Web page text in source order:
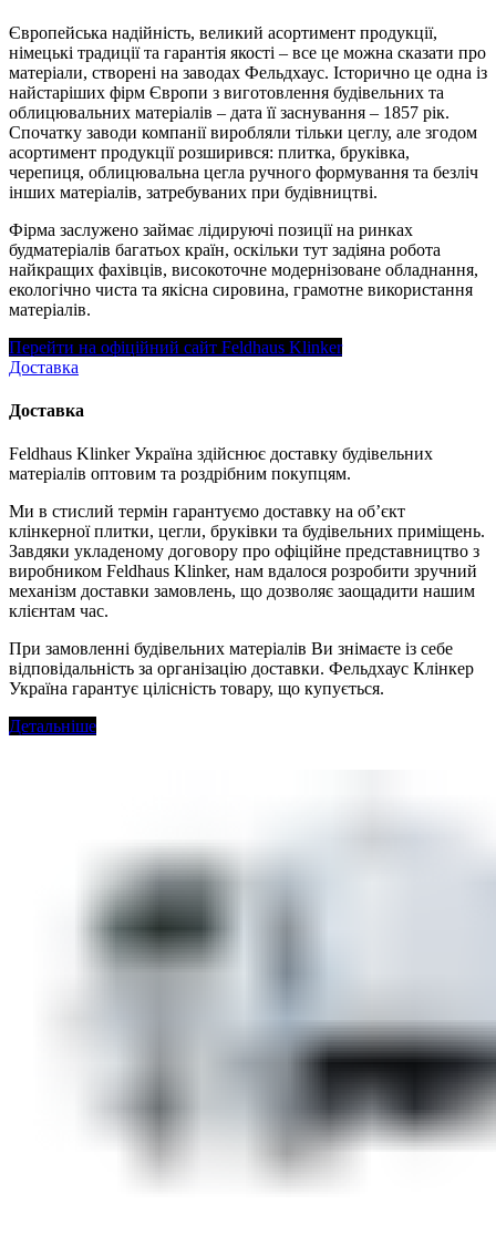
Європейська надійність, великий асортимент продукції,
німецькі традиції та гарантія якості – все це можна сказати про
матеріали, створені на заводах Фельдхаус. Історично це одна із
найстаріших фірм Європи з виготовлення будівельних та
облицювальних матеріалів – дата її заснування – 1857 рік.
Спочатку заводи компанії виробляли тільки цеглу, але згодом
асортимент продукції розширився: плитка, бруківка,
черепиця, облицювальна цегла ручного формування та безліч
інших матеріалів, затребуваних при будівництві.
Фірма заслужено займає лідируючі позиції на ринках
будматеріалів багатьох країн, оскільки тут задіяна робота
найкращих фахівців, високоточне модернізоване обладнання,
екологічно чиста та якісна сировина, грамотне використання
матеріалів.
Перейти на офіційний сайт Feldhaus Klinker
Доставка
Доставка
Feldhaus Klinker Україна здійснює доставку будівельних
матеріалів оптовим та роздрібним покупцям.
Ми в стислий термін гарантуємо доставку на об’єкт
клінкерної плитки, цегли, бруківки та будівельних приміщень.
Завдяки укладеному договору про офіційне представництво з
виробником Feldhaus Klinker, нам вдалося розробити зручний
механізм доставки замовлень, що дозволяє заощадити нашим
клієнтам час.
При замовленні будівельних матеріалів Ви знімаєте із себе
відповідальність за організацію доставки. Фельдхаус Клінкер
Україна гарантує цілісність товару, що купується.
Детальніше